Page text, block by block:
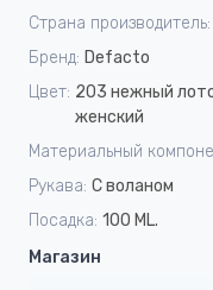
Страна производитель:
Бренд: Defacto
Цвет: 203 нежный
женский
Материальный
Рукава: С воланом
Посадка: 100 ML.
Магазин